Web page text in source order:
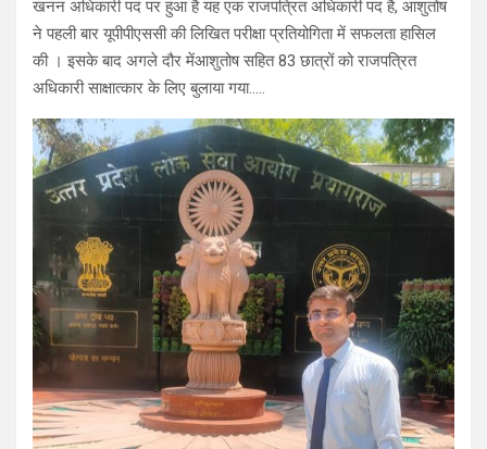
खनन अधिकारी पद पर हुआ है यह एक राजपत्रित अधिकारी पद है, आशुतोष
ने पहली बार यूपीपीएससी की लिखित परीक्षा प्रतियोगिता में सफलता हासिल
की । इसके बाद अगले दौर मेंआशुतोष सहित 83 छात्रों को राजपत्रित
अधिकारी साक्षात्कार के लिए बुलाया गया…..